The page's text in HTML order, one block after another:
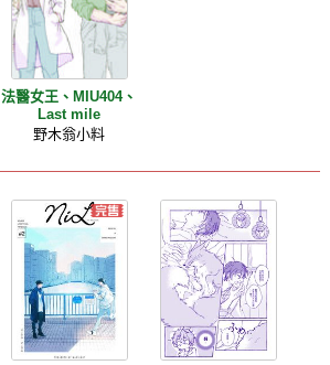
法醫女王、MIU404、
Last mile
野木翁小料